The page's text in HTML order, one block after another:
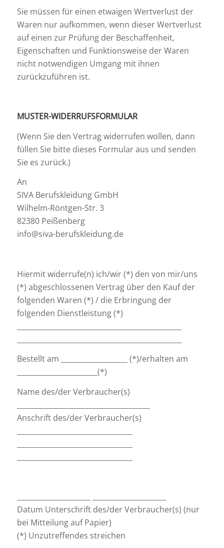
Sie müssen für einen etwaigen Wertverlust der
Waren nur aufkommen, wenn dieser Wertverlust
auf einen zur Prüfung der Beschaffenheit,
Eigenschaften und Funktionsweise der Waren
nicht notwendigen Umgang mit ihnen
zurückzuführen ist.
MUSTER-WIDERRUFSFORMULAR
(Wenn Sie den Vertrag widerrufen wollen, dann
füllen Sie bitte dieses Formular aus und senden
Sie es zurück.)
An
SIVA Berufskleidung GmbH
Wilhelm-Röntgen-Str. 3
82380 Peißenberg
info@siva-berufskleidung.de
Hiermit widerrufe(n) ich/wir (*) den von mir/uns
(*) abgeschlossenen Vertrag über den Kauf der
folgenden Waren (*) / die Erbringung der
folgenden Dienstleistung (*)
Bestellt am ___________________ (*)/erhalten am
_______________________(*)
Name des/der Verbraucher(s)
Anschrift des/der Verbraucher(s)
Datum Unterschrift des/der Verbraucher(s) (nur
bei Mitteilung auf Papier)
(*) Unzutreffendes streichen